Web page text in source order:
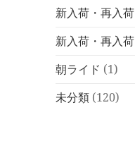
新入荷・再入荷
新入荷・再入荷
朝ライド (1)
未分類 (120)